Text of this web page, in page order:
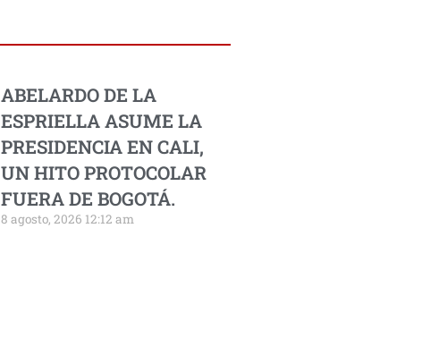
ABELARDO DE LA
ESPRIELLA ASUME LA
PRESIDENCIA EN CALI,
UN HITO PROTOCOLAR
FUERA DE BOGOTÁ.
8 agosto, 2026 12:12 am